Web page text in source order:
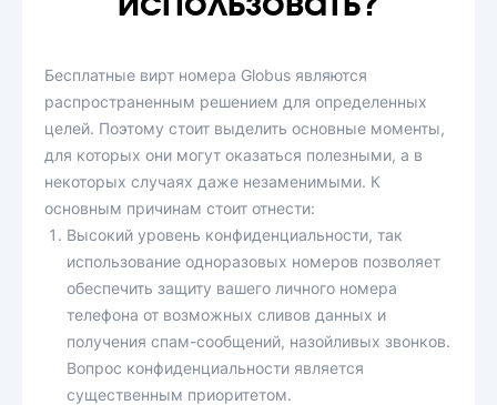
Бесплатные вирт номера Globus являются
распространенным решением для определенных
целей. Поэтому стоит выделить основные моменты,
для которых они могут оказаться полезными, а в
некоторых случаях даже незаменимыми. К
основным причинам стоит отнести:
Высокий уровень конфиденциальности, так
использование одноразовых номеров позволяет
обеспечить защиту вашего личного номера
телефона от возможных сливов данных и
получения спам-сообщений, назойливых звонков.
Вопрос конфиденциальности является
существенным приоритетом.